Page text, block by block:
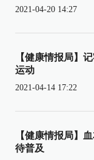
2021-04-20 14:27
【健康情报局】
运动
2021-04-14 17:22
【健康情报局】
待普及